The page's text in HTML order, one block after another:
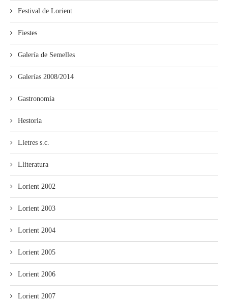
Festival de Lorient
Fiestes
Galería de Semelles
Galerías 2008/2014
Gastronomía
Hestoria
Lletres s.c.
Lliteratura
Lorient 2002
Lorient 2003
Lorient 2004
Lorient 2005
Lorient 2006
Lorient 2007